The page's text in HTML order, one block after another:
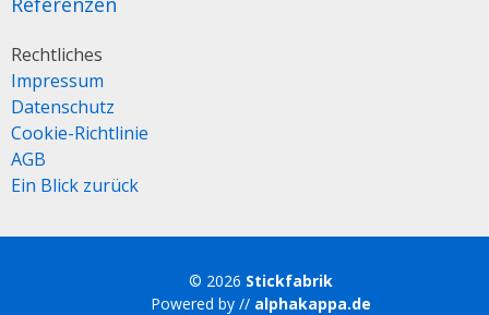
Rechtliches
Impressum
Datenschutz
Cookie-Richtlinie
AGB
Ein Blick zurück
© 2026 Stickfabrik
Powered by // alphakappa.de